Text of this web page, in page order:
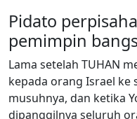
Pidato
pemimpin
Lama setelah TUHAN
kepada orang Israel ke
musuhnya, dan ketika
dipanggilnya seluruh